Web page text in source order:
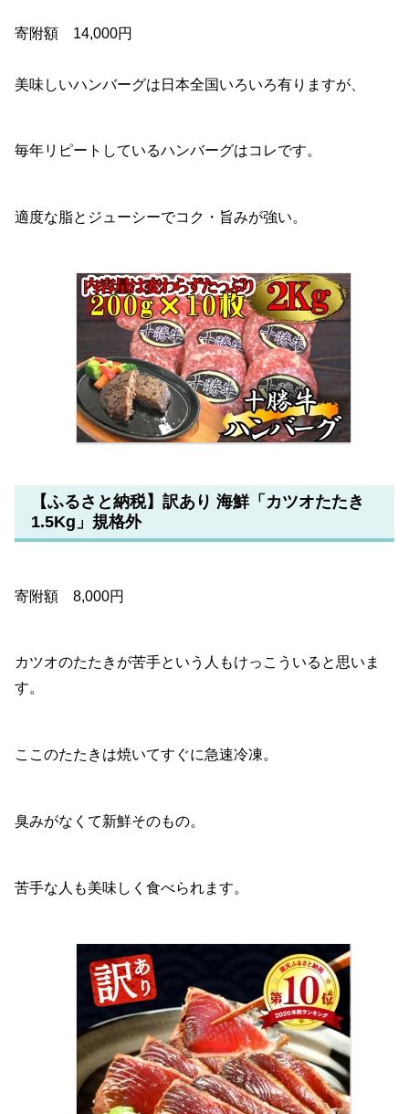
寄附額 14,000円
美味しいハンバーグは日本全国いろいろ有りますが、
毎年リピートしているハンバーグはコレです。
適度な脂とジューシーでコク・旨みが強い。
【ふるさと納税】訳あり 海鮮「カツオたたき
1.5Kg」規格外
寄附額 8,000円
カツオのたたきが苦手という人もけっこういると思いま
す。
ここのたたきは焼いてすぐに急速冷凍。
臭みがなくて新鮮そのもの。
苦手な人も美味しく食べられます。